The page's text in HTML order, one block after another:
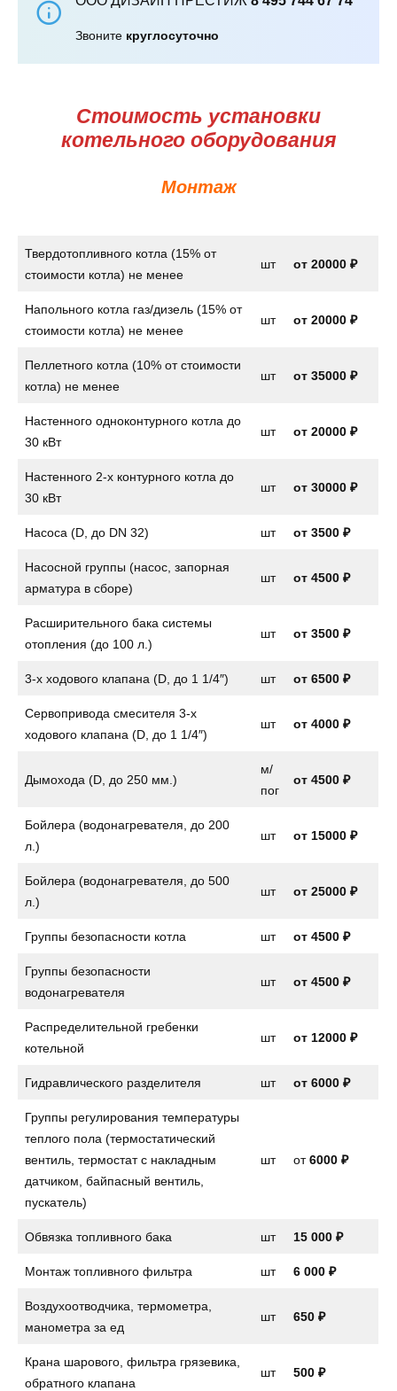
Звоните круглосуточно
Стоимость установки
котельного оборудования
Монтаж
Твердотопливного котла (15% от
стоимости котла) не менее
шт от 20000 ₽
Напольного котла газ/дизель (15% от
стоимости котла) не менее
шт от 20000 ₽
Пеллетного котла (10% от стоимости
котла) не менее
шт от 35000 ₽
Настенного одноконтурного котла до
30 кВт
шт от 20000 ₽
Настенного 2-х контурного котла до
30 кВт
шт от 30000 ₽
Насоса (D, до DN 32) шт от 3500 ₽
Насосной группы (насос, запорная
арматура в сборе)
шт от 4500 ₽
Расширительного бака системы
отопления (до 100 л.)
шт от 3500 ₽
3-х ходового клапана (D, до 1 1/4″) шт от 6500 ₽
Сервопривода смесителя 3-х
ходового клапана (D, до 1 1/4″)
шт от 4000 ₽
Дымохода (D, до 250 мм.)
м/
пог
от 4500 ₽
Бойлера (водонагревателя, до 200
л.)
шт от 15000 ₽
Бойлера (водонагревателя, до 500
л.)
шт от 25000 ₽
Группы безопасности котла шт от 4500 ₽
Группы безопасности
водонагревателя
шт от 4500 ₽
Распределительной гребенки
котельной
шт от 12000 ₽
Гидравлического разделителя шт от 6000 ₽
Группы регулирования температуры
теплого пола (термостатический
вентиль, термостат с накладным
датчиком, байпасный вентиль,
пускатель)
шт от6000 ₽
Обвязка топливного бака шт 15 000 ₽
Монтаж топливного фильтра шт 6 000 ₽
Воздухоотводчика, термометра,
манометра за ед
шт 650 ₽
Крана шарового, фильтра грязевика,
обратного клапана
шт 500 ₽